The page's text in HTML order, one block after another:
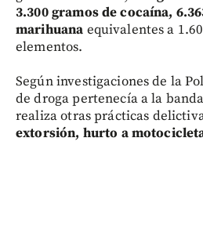
3.300 gramos de cocaína,
marihuana equivalentes a
elementos.
Según investigaciones de la
de droga pertenecía a la
realiza otras prácticas
extorsión, hurto a